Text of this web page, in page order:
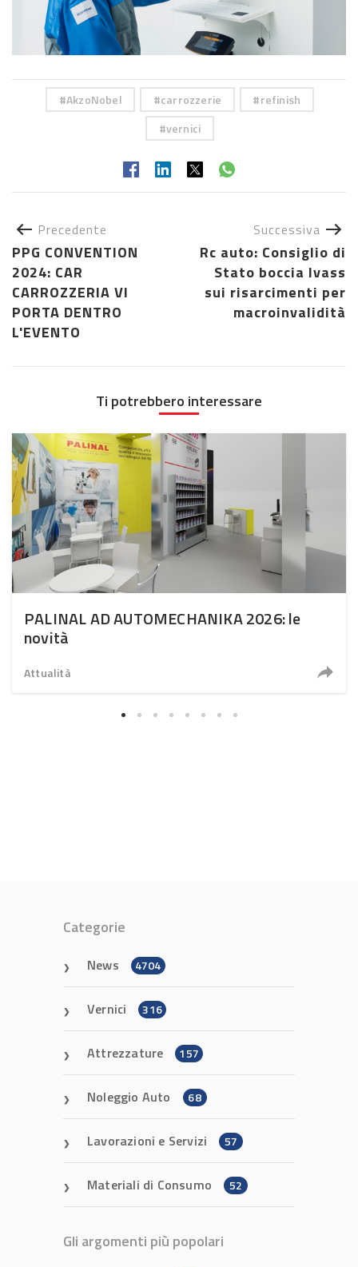
AkzoNobel carrozzerie
refinish
vernici
Precedente
PPG CONVENTION
2024: CAR
CARROZZERIA VI
PORTA DENTRO
L'EVENTO
Successiva
Rc auto: Consiglio di
Stato boccia Ivass
sui risarcimenti per
macroinvalidità
Ti potrebbero interessare
PALINAL AD AUTOMECHANIKA 2026: le
novità
Attualità
Categorie
News 4704
Vernici 316
Attrezzature 157
Noleggio Auto 68
Lavorazioni e Servizi 57
Materiali di Consumo 52
Gli argomenti più popolari